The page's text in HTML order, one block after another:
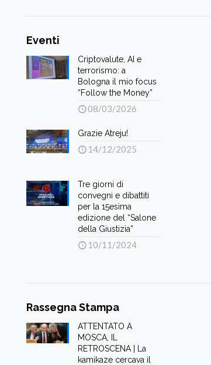
Eventi
Criptovalute, AI e
terrorismo: a
Bologna il mio focus
“Follow the Money”
08/03/2026
Grazie Atreju!
14/12/2025
Tre giorni di
convegni e dibattiti
per la 15esima
edizione del “Salone
della Giustizia”
10/11/2024
Rassegna Stampa
ATTENTATO A
MOSCA, IL
RETROSCENA | La
kamikaze cercava il